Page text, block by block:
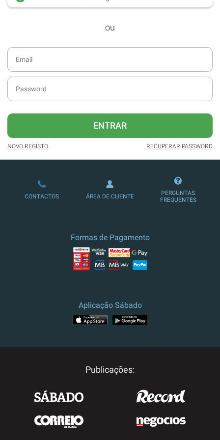
desde dezembro de 2016.
Acesso ao formato digital da SÁBADO
SÁBADO.
diário da atualidade.
publicidade reduzida e não invasiva
no site.
Possibilidade de ler e/ou ouvir artigos.
Ofertas e descontos em produtos,
serviços, eventos desportivos e
ou
ENTRAR
NOVO REGISTO RECUPERAR PASSWORD
CONTACTOS ÁREA DE CLIENTE
PERGUNTAS
FREQUENTES
Formas de Pagamento
Aplicação Sábado
Publicações: